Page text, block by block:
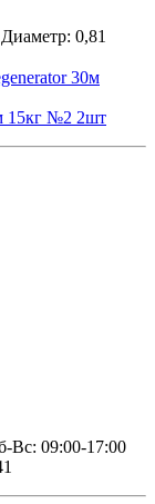
0,81
30м
15кг №2 2шт
Вс: 09:00-17:00